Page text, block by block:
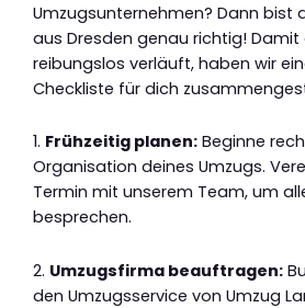
Umzugsunternehmen? Dann bist
aus Dresden genau richtig! Damit
reibungslos verläuft, haben wir
Checkliste für dich
1. Frühzeitig planen: Beginne
Organisation deines Umzugs.
Termin mit unserem Team, um
besprechen.
2. Umzugsfirma beauftragen:
den Umzugsservice von Umzug